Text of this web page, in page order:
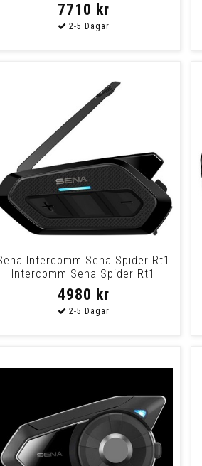
7710 kr
Intercomm Sena Spider Rt1
Intercomm Sena Spider Rt1
4980 kr